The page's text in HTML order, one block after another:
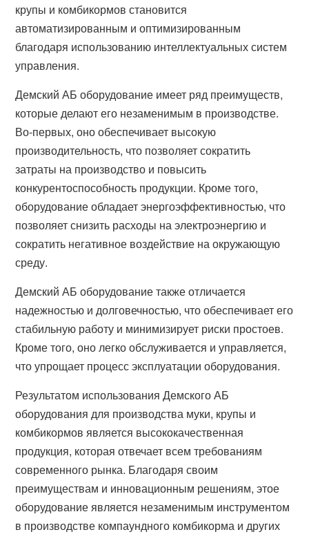
крупы и комбикормов становится
автоматизированным и оптимизированным
благодаря использованию интеллектуальных систем
управления.
Демский АБ оборудование имеет ряд преимуществ,
которые делают его незаменимым в производстве.
Во-первых, оно обеспечивает высокую
производительность, что позволяет сократить
затраты на производство и повысить
конкурентоспособность продукции. Кроме того,
оборудование обладает энергоэффективностью, что
позволяет снизить расходы на электроэнергию и
сократить негативное воздействие на окружающую
среду.
Демский АБ оборудование также отличается
надежностью и долговечностью, что обеспечивает его
стабильную работу и минимизирует риски простоев.
Кроме того, оно легко обслуживается и управляется,
что упрощает процесс эксплуатации оборудования.
Результатом использования Демского АБ
оборудования для производства муки, крупы и
комбикормов является высококачественная
продукция, которая отвечает всем требованиям
современного рынка. Благодаря своим
преимуществам и инновационным решениям, этое
оборудование является незаменимым инструментом
в производстве компаундного комбикорма и других